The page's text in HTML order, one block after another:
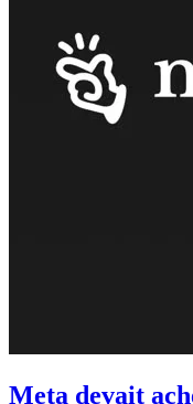
Meta devait